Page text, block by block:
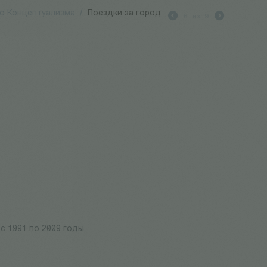
Поездки за город
1991 по 2009 годы.